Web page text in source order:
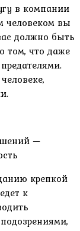
в компании
человеком вы
должно быть
том, что даже
—
крепкой
к